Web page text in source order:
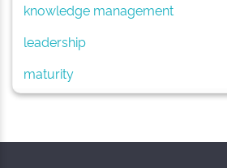
knowledge management
leadership
maturity